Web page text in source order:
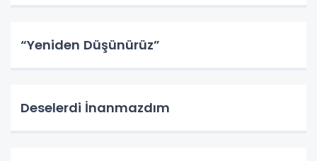
“Yeniden Düşünürüz”
Deselerdi İnanmazdım